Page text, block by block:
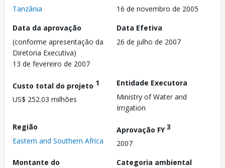
Tanzânia
16 de novembro de 2005
Data da aprovação
(conforme apresentação da
Diretoria Executiva)
13 de fevereiro de 2007
Data Efetiva
26 de julho de 2007
Custo total do projeto 1
US$ 252.03 milhões
Entidade Executora
Ministry of Water and
Irrigation
Região
Eastern and Southern Africa
Aprovação FY3
2007
Montante do
Categoria ambiental